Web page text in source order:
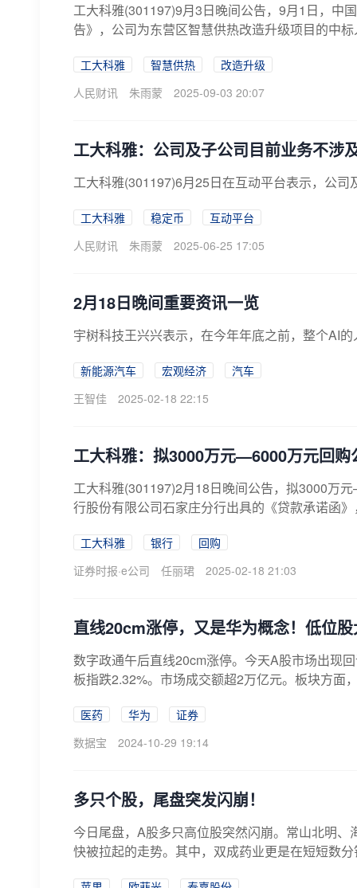
工大科雅(301197)9月3日晚间公告，9月1日，中
告》，公司为东营区智慧供热改造升级项目的中
工大科雅 智慧供热
改造升级
人民财讯
朱雨蒙 2025-09-03 20:07
工大科雅：公司及子公司目前业务不涉
工大科雅(301197)6月25日在互动平台表示，公
工大科雅 稳定币
互动平台
人民财讯
朱雨蒙 2025-06-25 17:05
2月18日晚间重要资讯一览
宇树科技王兴兴表示，在今年年底之前，整个AI
新能源汽车 宏观经济
汽车
王智佳
2025-02-18 22:15
工大科雅：拟3000万元—6000万元回购
工大科雅(301197)2月18日晚间公告，拟3000万
行股份有限公司石家庄分行出具的《贷款承诺函
工大科雅 银行
回购
证券时报·e公司
任丽珺 2025-02-18 21:03
直线20cm涨停，又是华为概念！低位
数字政通午后直线20cm涨停。今天A股市场出现
板指跌2.32%。市场成交额超2万亿元。板块方面
医药 华为
证券
数据宝
2024-10-29 19:14
多只个股，尾盘突发闪崩！
今日尾盘，A股多只高位股突然闪崩。常山北明
快被拉起的走势。其中，双成药业更是在短短数